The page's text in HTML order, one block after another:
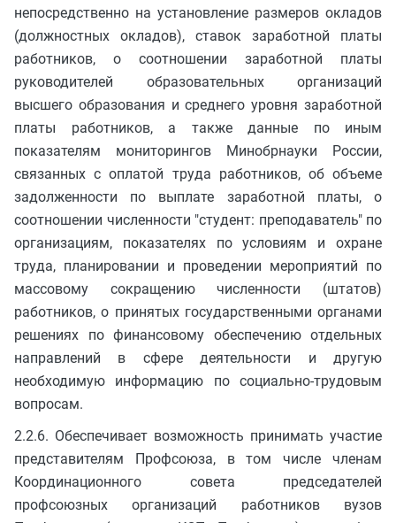
непосредственно на установление размеров окладов
(должностных окладов), ставок заработной платы
работников, о соотношении заработной платы
руководителей образовательных организаций
высшего образования и среднего уровня заработной
платы работников, а также данные по иным
показателям мониторингов Минобрнауки России,
связанных с оплатой труда работников, об объеме
задолженности по выплате заработной платы, о
соотношении численности "студент: преподаватель" по
организациям, показателях по условиям и охране
труда, планировании и проведении мероприятий по
массовому сокращению численности (штатов)
работников, о принятых государственными органами
решениях по финансовому обеспечению отдельных
направлений в сфере деятельности и другую
необходимую информацию по социально-трудовым
вопросам.
2.2.6. Обеспечивает возможность принимать участие
представителям Профсоюза, в том числе членам
Координационного совета председателей
профсоюзных организаций работников вузов